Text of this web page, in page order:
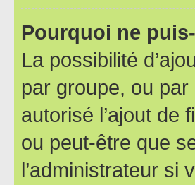
Pourquoi ne
La possibilité
par groupe, ou par
autorisé l’ajout de
ou peut-être que
l’administrateur si